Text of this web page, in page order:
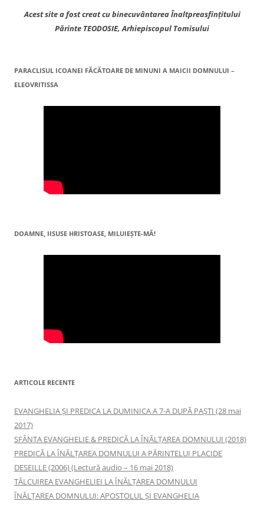
Acest site a fost creat cu binecuvântarea Înaltpreasfințitului
Părinte TEODOSIE, Arhiepiscopul Tomisului
PARACLISUL ICOANEI FĂCĂTOARE DE MINUNI A MAICII DOMNULUI –
ELEOVRITISSA
DOAMNE, IISUSE HRISTOASE, MILUIEŞTE-MĂ!
ARTICOLE RECENTE
EVANGHELIA ȘI PREDICA LA DUMINICA A 7-A DUPĂ PAȘTI (28 mai
2017)
SFÂNTA EVANGHELIE & PREDICĂ LA ÎNĂLŢAREA DOMNULUI (2018)
PREDICĂ LA ÎNĂLŢAREA DOMNULUI A PĂRINTELUI PLACIDE
DESEILLE (2006) (Lectură audio – 16 mai 2018)
TÂLCUIREA EVANGHELIEI LA ÎNĂLŢAREA DOMNULUI
ÎNĂLŢAREA DOMNULUI: APOSTOLUL ȘI EVANGHELIA